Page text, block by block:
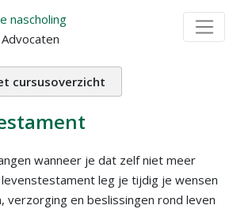
nascholing
cursusoverzicht
wanneer je dat zelf niet meer
leg je tijdig je wensen
verzorging en beslissingen rond leven